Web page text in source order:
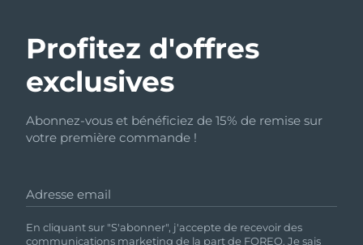
Profitez d'offres
exclusives
Abonnez-vous et bénéficiez de 15% de remise sur
votre première commande !
Adresse email
En cliquant sur "S'abonner", j'accepte de recevoir des
communications marketing de la part de FOREO. Je sais